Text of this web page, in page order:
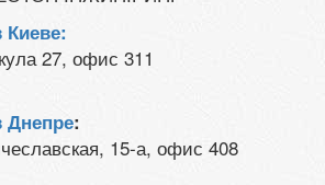
27, офис 311
Днепре:
15-а, офис 408